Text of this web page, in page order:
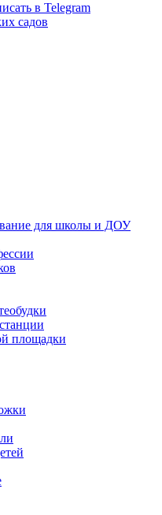
в Telegram
садов
для школы и ДОУ
площадки